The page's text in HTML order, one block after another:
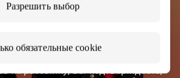
Разрешить выбор
обязательные cookie
на рассылку, вы подтверждаете,